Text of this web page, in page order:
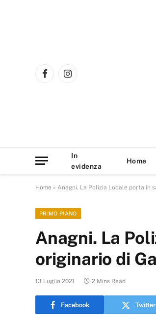
FacebookInstagram
In
evidenza
Home
Home » Anagni. La Polizia Locale porta in
PRIMO PIANO
Anagni. La
originario di
13 Luglio 2021 2 Mins Read
Facebook Twitter